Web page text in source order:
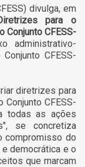
divulga, em
para o
Conjunto CFESS-
administrativo-
CFESS-
diretrizes para
CFESS-
todas as ações
se concretiza
compromisso do
democrática e o
que marcam